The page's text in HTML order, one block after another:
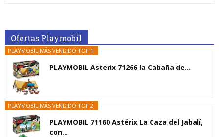
Ofertas Playmobil
PLAYMOBIL MÁS VENDIDO TOP 1
PLAYMOBIL Asterix 71266 la Cabaña de...
PLAYMOBIL MÁS VENDIDO TOP 2
PLAYMOBIL 71160 Astérix La Caza del Jabalí,
con...